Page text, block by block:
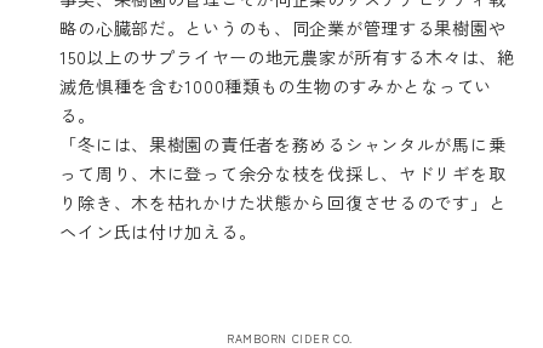
略の心臓部だ。というのも、同企業が管理する果樹園や
150以上のサプライヤーの地元農家が所有する木々は、絶
滅危惧種を含む1000種類もの生物のすみかとなってい
る。
「冬には、果樹園の責任者を務めるシャンタルが馬に乗
って周り、木に登って余分な枝を伐採し、ヤドリギを取
り除き、木を枯れかけた状態から回復させるのです」と
ヘイン氏は付け加える。
RAMBORN CIDER CO.